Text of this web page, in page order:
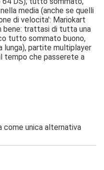
media (anche se quelli
di velocita': Mariokart
bene: trattasi di tutta una
tutto sommato buono,
lunga), partite multiplayer
tempo che passerete a
come unica alternativa